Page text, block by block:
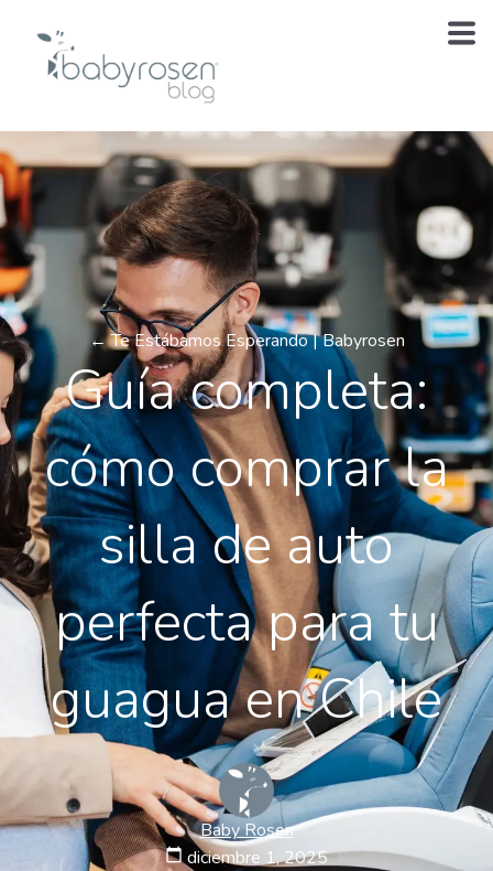
← Te Estábamos Esperando | Babyrosen
Guía completa:
cómo comprar la
silla de auto
perfecta para tu
guagua en Chile
Baby Rosen
calendar_today diciembre 1, 2025